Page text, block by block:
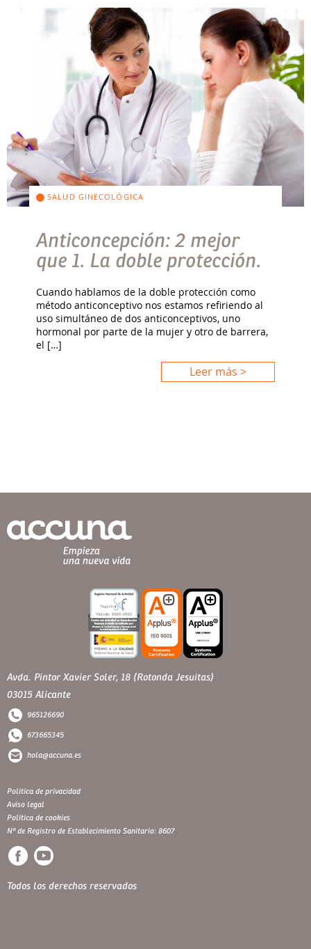
SALUD GINECOLÓGICA
Anticoncepción: 2 mejor
que 1. La doble protección.
Cuando hablamos de la doble protección como
método anticonceptivo nos estamos refiriendo al
uso simultáneo de dos anticonceptivos, uno
hormonal por parte de la mujer y otro de barrera,
el […]
Leer más >
Avda. Pintor Xavier Soler, 18 (Rotonda Jesuitas)
03015 Alicante
965126690
673665345
hola@accuna.es
Política de privacidad
Aviso legal
Política de cookies
Nº de Registro de Establecimiento Sanitario: 8607
Todos los derechos reservados